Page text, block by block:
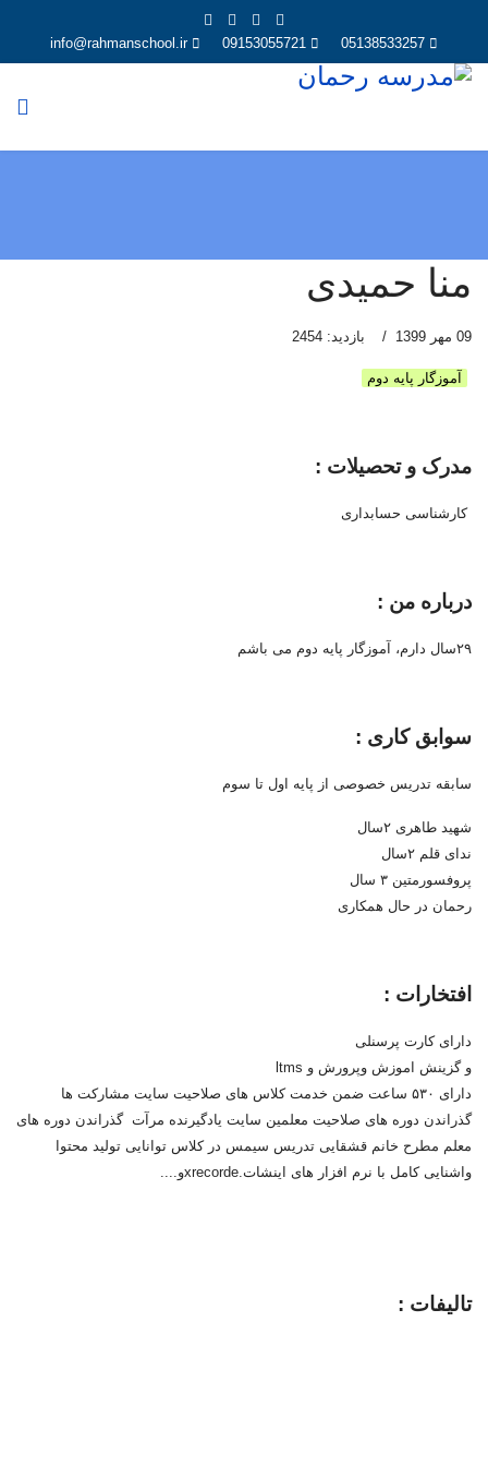
05138533257
09153055721
info@rahmanschool.ir
منا حمیدی
09 مهر 1399 بازدید: 2454
آموزگار پایه دوم
مدرک و تحصیلات :
کارشناسی حسابداری
درباره من :
۲۹سال دارم، آموزگار پایه دوم می باشم
سوابق کاری :
سابقه تدریس خصوصی از پایه اول تا سوم
شهید طاهری ۲سال
ندای قلم ۲سال
پروفسورمتین ۳ سال
رحمان در حال همکاری
افتخارات :
دارای کارت پرسنلی
و گزینش اموزش وپرورش و ltms
دارای ۵۳۰ ساعت ضمن خدمت کلاس های صلاحیت سایت مشارکت ها
گذراندن دوره های صلاحیت معلمین سایت یادگیرنده مرآت گذراندن دوره های
معلم مطرح خانم قشقایی تدریس سیمس در کلاس توانایی تولید محتوا
واشنایی کامل با نرم افزار های اینشات.xrecordeو....
تالیفات :